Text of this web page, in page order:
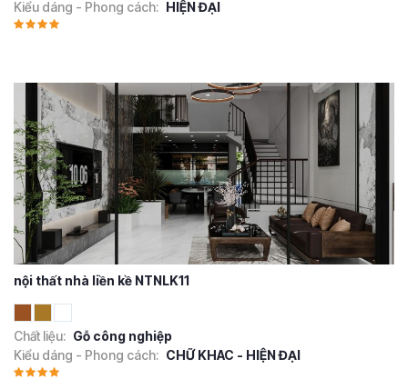
Kiểu dáng - Phong cách: HIỆN ĐẠI
nội thất nhà liền kề NTNLK11
Chất liệu: Gỗ công nghiệp
Kiểu dáng - Phong cách: CHỮ KHAC - HIỆN ĐẠI